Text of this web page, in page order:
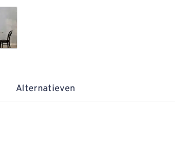
Alternatieven